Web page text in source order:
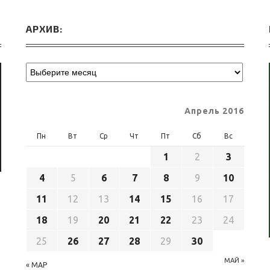
АРХИВ:
Апрель 2016
Пн Вт Ср Чт Пт Сб Вс
« МАР
МАЙ »
1 2
3
4
5 6 7 8 9
10
11
12 13 14 15 16
17
18
19 20 21 22 23
24
25
26 27 28 29 30